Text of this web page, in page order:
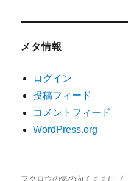
メタ情報
ログイン
投稿フィード
コメントフィード
WordPress.org
フクロウの気の向くままに